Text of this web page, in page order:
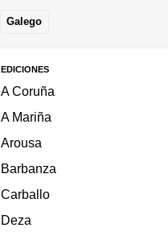
Galego
EDICIONES
A Coruña
A Mariña
Arousa
Barbanza
Carballo
Deza